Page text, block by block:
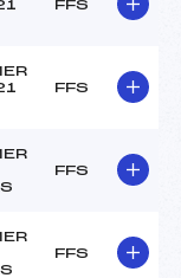
FFS
FFS
FFS
FFS